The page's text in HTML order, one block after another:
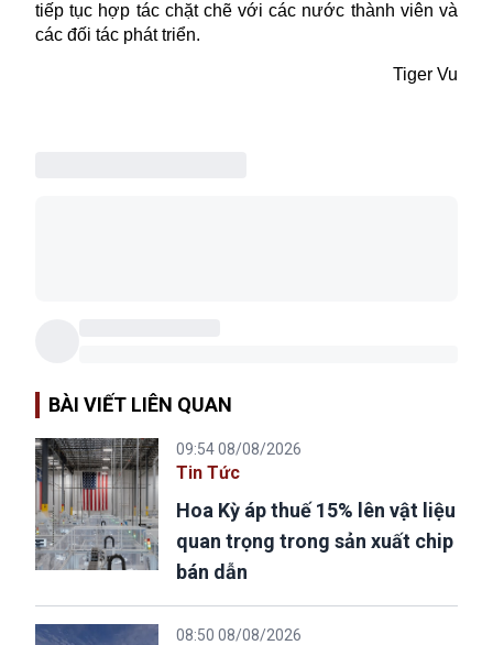
tiếp tục hợp tác chặt chẽ với các nước thành viên và
các đối tác phát triển.
Tiger Vu
BÀI VIẾT LIÊN QUAN
09:54 08/08/2026
Tin Tức
Hoa Kỳ áp thuế 15% lên vật liệu
quan trọng trong sản xuất chip
bán dẫn
08:50 08/08/2026